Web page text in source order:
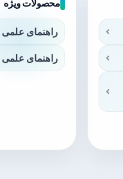
محصولات ویژه
راهنمای علمی
راهنمای